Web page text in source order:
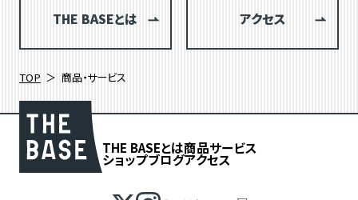
THE BASEとは アクセス
TOP 商品・サービス
THE BASEとは商品サービス
ショップブログアクセス